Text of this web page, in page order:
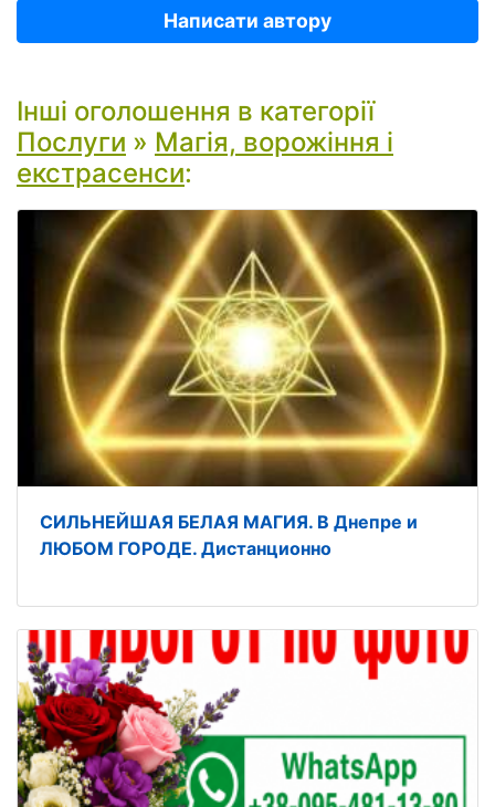
Написати автору
Інші оголошення в категорії
Послуги » Магія, ворожіння і
екстрасенси:
СИЛЬНЕЙШАЯ БЕЛАЯ МАГИЯ. В Днепре и
ЛЮБОМ ГОРОДЕ. Дистанционно